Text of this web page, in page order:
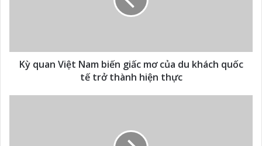
Kỳ quan Việt Nam biến giấc mơ của du khách quốc
tế trở thành hiện thực